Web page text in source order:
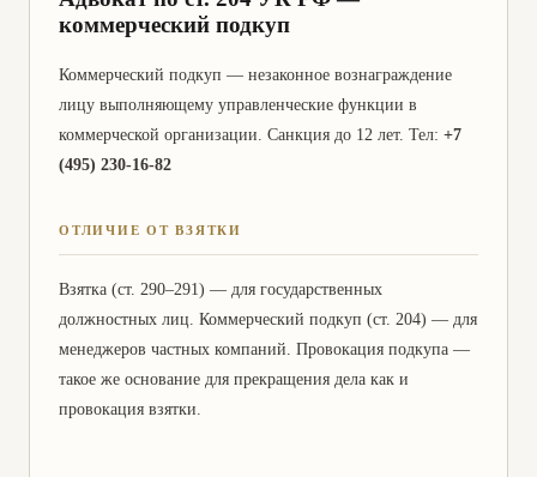
коммерческий подкуп
Коммерческий подкуп — незаконное вознаграждение
лицу выполняющему управленческие функции в
коммерческой организации. Санкция до 12 лет. Тел: +7
(495) 230-16-82
ОТЛИЧИЕ ОТ ВЗЯТКИ
Взятка (ст. 290–291) — для государственных
должностных лиц. Коммерческий подкуп (ст. 204) — для
менеджеров частных компаний. Провокация подкупа —
такое же основание для прекращения дела как и
провокация взятки.